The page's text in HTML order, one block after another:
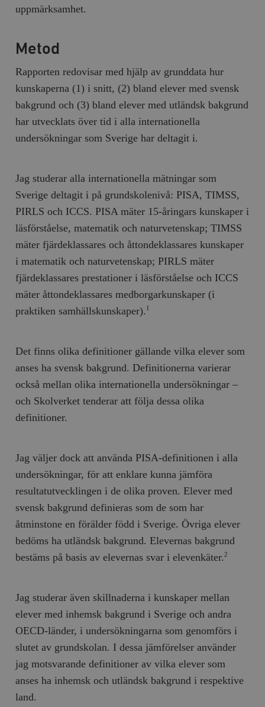
uppmärksamhet.
Metod
Rapporten redovisar med hjälp av grunddata hur
kunskaperna (1) i snitt, (2) bland elever med svensk
bakgrund och (3) bland elever med utländsk bakgrund
har utvecklats över tid i alla internationella
undersökningar som Sverige har deltagit i.
Jag studerar alla internationella mätningar som
Sverige deltagit i på grundskolenivå: PISA, TIMSS,
PIRLS och ICCS. PISA mäter 15-åringars kunskaper i
läsförståelse, matematik och naturvetenskap; TIMSS
mäter fjärdeklassares och åttondeklassares kunskaper
i matematik och naturvetenskap; PIRLS mäter
fjärdeklassares prestationer i läsförståelse och ICCS
mäter åttondeklassares medborgarkunskaper (i
praktiken samhällskunskaper). 1
Det finns olika definitioner gällande vilka elever som
anses ha svensk bakgrund. Definitionerna varierar
också mellan olika internationella undersökningar –
och Skolverket tenderar att följa dessa olika
definitioner.
Jag väljer dock att använda PISA-definitionen i alla
undersökningar, för att enklare kunna jämföra
resultatutvecklingen i de olika proven. Elever med
svensk bakgrund definieras som de som har
åtminstone en förälder född i Sverige. Övriga elever
bedöms ha utländsk bakgrund. Elevernas bakgrund
bestäms på basis av elevernas svar i elevenkäter.2
Jag studerar även skillnaderna i kunskaper mellan
elever med inhemsk bakgrund i Sverige och andra
OECD-länder, i undersökningarna som genomförs i
slutet av grundskolan. I dessa jämförelser använder
jag motsvarande definitioner av vilka elever som
anses ha inhemsk och utländsk bakgrund i respektive
land.